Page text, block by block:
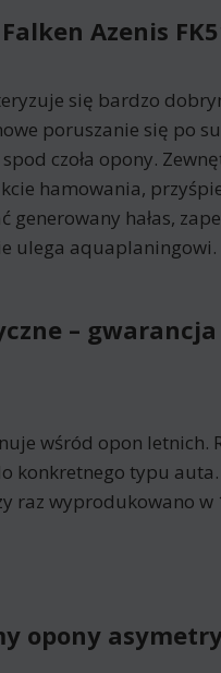
Azenis
się bardzo
poruszanie się po
spod czoła opony.
hamowania,
generowany hałas,
ulega
–
wśród opon letnich.
konkretnego typu
raz wyprodukowano w
opony